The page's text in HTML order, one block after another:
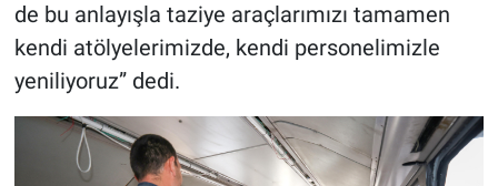
de bu anlayışla taziye araçlarımızı tamamen
kendi atölyelerimizde, kendi personelimizle
yeniliyoruz” dedi.